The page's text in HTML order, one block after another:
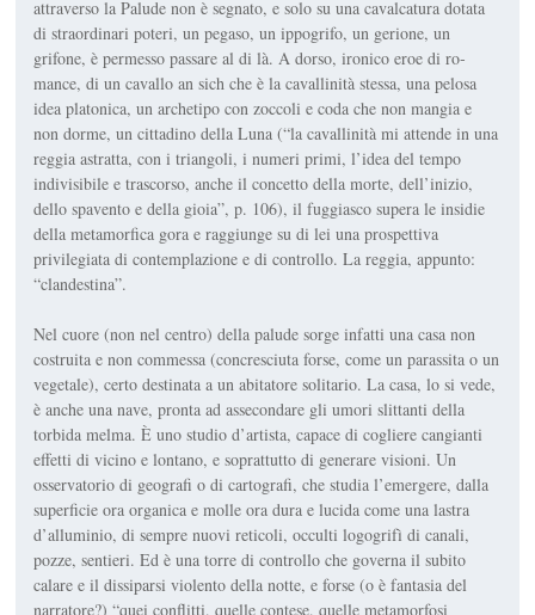
attraverso la Palu­de non è segnato, e solo su una cavalcatura do­tata
di straordinari po­teri, un pegaso, un ip­pogrifo, un gerione, un
grifone, è permesso passare al di là. A dor­so, ironico eroe diro­
mance, di un cavalloan sichche è la cavallinità stessa, una pelosa
idea platonica, un archetipo con zoccoli e coda che non mangia e
non dorme, un cittadino della Luna (“la cavallinità mi attende in una
reggia astratta, con i triangoli, i numeri pri­mi, l’idea del tempo
indivisibile e tra­scorso, anche il concetto della morte, dell’inizio,
dello spavento e della gio­ia”, p. 106), il fuggiasco supera le insi­die
della metamorfica gora e raggiunge su di lei una prospettiva
privilegiata di contemplazione e di controllo. La reg­gia, appunto:
“clandestina”.
Nel cuore (non nel centro) della palude sorge infatti una casa non
costruita e non commessa (concresciuta forse, come un parassita o un
vegetale), certo de­stinata a un abitatore solitario. La casa, lo si vede,
è anche una nave, pronta ad assecondare gli umori slittanti della
torbida melma. È uno studio d’artista, capace di cogliere cangianti
effetti di vicino e lontano, e soprattutto di gene­rare visioni. Un
osservatorio di geografi o di cartografi, che studia l’emergere, dalla
superficie ora organica e molle ora dura e lucida come una lastra
d’al­luminio, di sempre nuovi reticoli, oc­culti logogrifì di canali,
pozze, sentieri. Ed è una torre di controllo che governa il subito
calare e il dissiparsi violento della notte, e forse (o è fantasia del
narratore?) “quei conflitti, quelle con­tese, quelle metamorfosi